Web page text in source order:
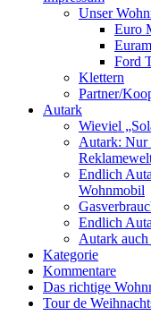
Unser
Euro
Ford
Klettern
Partner/
Autark
Wieviel
Autark: Nur
Endlich
Wohnmobil
Endlich
Autark
Kategorie
Kommentare
Das richtige
Tour de